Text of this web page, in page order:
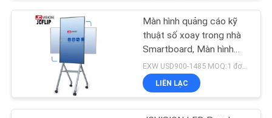
MÁY
LƯỢNG
Màn hình treo tường
video LCD
32
Màn hình quảng cáo kỹ
thuật số xoay trong nhà
Smartboard, Màn hình
cảm ứng điện dung
LIÊN LẠC